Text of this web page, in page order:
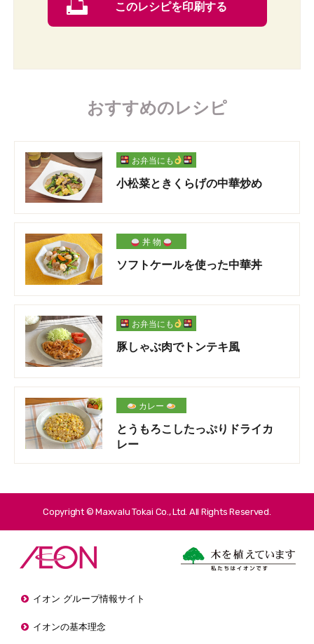
このレシピを印刷する
おすすめのレシピ
お弁当にも
小松菜ときくらげの中華炒め
丼 物
ソフトケールを使った中華丼
お弁当にも
豚しゃぶ肉でトンテキ風
カレー
とうもろこしたっぷりドライカ
レー
Copyright © Maxvalu Tokai Co., Ltd. All Rights Reserved.
イオン グループ情報サイト
イオンの基本理念